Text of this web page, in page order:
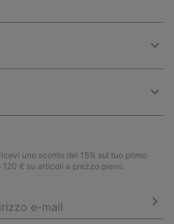
uno sconto del 15% sul tuo primo
€ su articoli a prezzo pieno.